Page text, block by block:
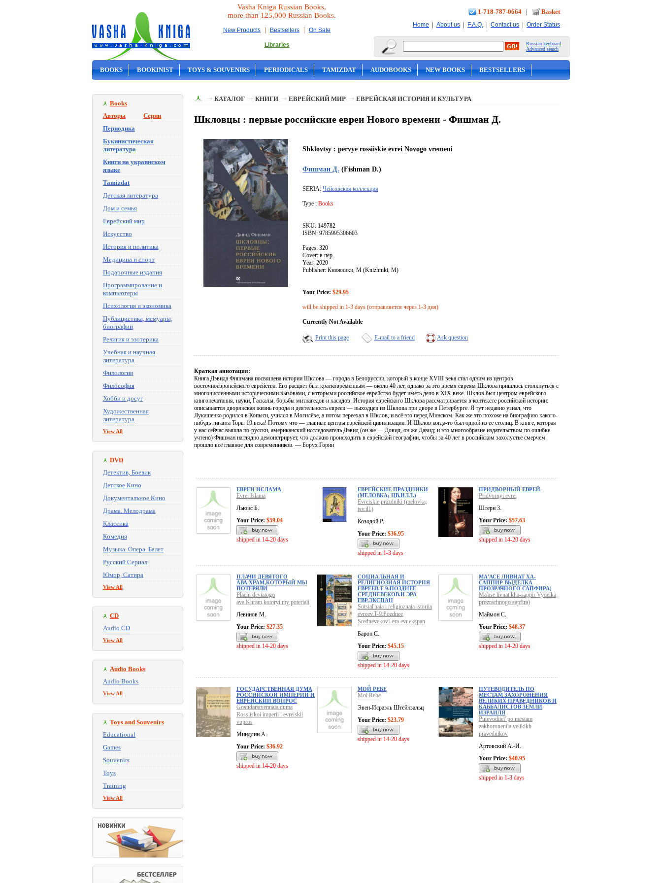
Vasha Kniga Russian Books,
more than 125,000 Russian Books.
New Products | Bestsellers | On Sale
Libraries
1-718-787-0664 | Basket
Home | About us | F.A.Q. | Contact us | Order Status
Russian keyboard
Advanced search
BOOKS BOOKINIST TOYS & SOUVENIRS PERIODICALS TAMIZDAT AUDOBOOKS NEW BOOKS BESTSELLERS
Books
Авторы
Серии
Периодика
Букинистическая
литература
Книги на украинском
языке
Tamizdat
Детская литература
Дом и семья
Еврейский мир
Искусство
История и политика
Медицина и спорт
Подарочные издания
Программирование и
компьютеры
Психология и экономика
Публицистика, мемуары,
биографии
Религия и эзотерика
Учебная и научная
литература
Филология
Философия
Хобби и досуг
Художественная
литература
View All
DVD
Детектив, Боевик
Детское Кино
Документальное Кино
Драма. Мелодрама
Классика
Комедия
Музыка. Опера. Балет
Русский Сериал
Юмор, Сатира
View All
CD
Audio CD
View All
Audio Books
Audio Books
View All
Toys and Souvenirs
Educational
Games
Souvenirs
Toys
Training
View All
КАТАЛОГ КНИГИ ЕВРЕЙСКИЙ МИР ЕВРЕЙСКАЯ ИСТОРИЯ И КУЛЬТУРА
Шкловцы : первые российские евреи Нового времени - Фишман Д.
Shklovtsy : pervye rossiiskie evrei Novogo vremeni
Фишман Д. (Fishman D.)
SERIA: Чейсовская коллекция
Type : Books
SKU: 149782
ISBN: 9785995306603
Pages: 320
Cover: в пер.
Year: 2020
Publisher: Книжники, М (Knizhniki, M)
Your Price: $29.95
will be shipped in 1-3 days (отправляется через 1-3 дня)
Currently Not Available
Print this page E-mail to a friend Ask question
Краткая аннотация:
Книга Дэвида Фишмана посвящена истории Шклова — города в Белоруссии, который в конце XVIII века стал одним из центров
восточноевропейского еврейства. Его расцвет был кратковременным — около 40 лет, однако за это время евреям Шклова пришлось столкнуться с
многочисленными историческими вызовами, с которыми российское еврейство будет иметь дело в XIX веке. Шклов был центром еврейского
книгопечатания, науки, Ѓаскалы, борьбы митнагедов и хасидов. История еврейского Шклова рассматривается в контексте российской истории:
описывается дворянская жизнь города и деятельность евреев — выходцев из Шклова при дворе в Петербурге. Я тут недавно узнал, что
Лукашенко родился в Копыси, учился в Могилёве, а потом переехал в Шклов, и всё это перед Минском. Как же это похоже на биографию какого-
нибудь гиганта Торы 19 века! Потому что — главные центры еврейской цивилизации. И Шклов когда-то был одной из ее столиц. В книге, которая
у нас сейчас вышла по-русски, американский исследователь Дэвид (он же — Довид, он же Давид; и это многообразие издательством по ошибке
учтено) Фишман наглядно демонстрирует, что должно происходить в еврейской географии, чтобы за 40 лет в российском захолустье смерчем
прошло всё главное для современников. — Борух Горин
ЕВРЕИ ИСЛАМА
Evrei Islama
Льюис Б.
Your Price: $59.04
shipped in 14-20 days
ЕВРЕЙСКИЕ ПРАЗДНИКИ
(МЕЛОВКА; ЦВ.ИЛЛ.)
Evreiskie prazdniki (melovka;
tsv.ill.)
Козодой Р.
Your Price: $36.95
shipped in 1-3 days
ПРИДВОРНЫЙ ЕВРЕЙ
Pridvornyi evrei
Штерн З.
Your Price: $57.63
shipped in 14-20 days
ПЛАЧИ ДЕВЯТОГО
АВА.ХРАМ,КОТОРЫЙ МЫ
ПОТЕРЯЛИ
Plachi deviatogo
ava.Khram,kotoryi my poteriali
Левинов М.
Your Price: $27.35
shipped in 14-20 days
СОЦИАЛЬНАЯ И
РЕЛИГИОЗНАЯ ИСТОРИЯ
ЕВРЕЕВ.Т-9.ПОЗДНЕЕ
СРЕДНЕВЕКОВ.И ЭРА
ЕВР.ЭКСПАН
Sotsial'naia i religioznaia istoriia
evreev.T-9.Pozdnee
Srednevekov.i era evr.ekspan
Барон С.
Your Price: $45.15
shipped in 14-20 days
МА'АСЕ ЛИВНАТ ХА-
САППИР ВЫДЕЛКА
ПРОЗРАЧНОГО САПФИРА)
Ma'ase livnat kha-sappir Vydelka
prozrachnogo sapfira)
Маймон С.
Your Price: $48.37
shipped in 14-20 days
ГОСУДАРСТВЕННАЯ ДУМА
РОССИЙСКОЙ ИМПЕРИИ И
ЕВРЕЙСКИЙ ВОПРОС
Gosudarstvennaia duma
Rossiiskoi imperii i evreiskii
vopros
Миндлин А.
Your Price: $36.92
shipped in 14-20 days
МОЙ РЕБЕ
Moi Rebe
Эвен-Исраэль Штейнзальц
Your Price: $23.79
shipped in 14-20 days
ПУТЕВОДИТЕЛЬ ПО
МЕСТАМ ЗАХОРОНЕНИЯ
ВЕЛИКИХ ПРАВЕДНИКОВ И
КАББАЛИСТОВ ЗЕМЛИ
ИЗРАИЛЯ
Putevoditel' po mestam
zakhoroneniia velikikh
pravednikov
Артовский А.-И.
Your Price: $40.95
shipped in 1-3 days